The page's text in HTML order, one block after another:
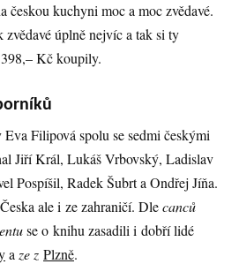
českou kuchyni moc a moc zvědavé.
úplně nejvíc a tak si ty
Kč koupily.
Filipová spolu se sedmi českými
Jiří Král, Lukáš Vrbovský, Ladislav
Pospíšil, Radek Šubrt a Ondřej Jíňa.
ale i ze zahraničí. Dlecanců
se o knihu zasadili i dobří lidé
a ze z Plzně.